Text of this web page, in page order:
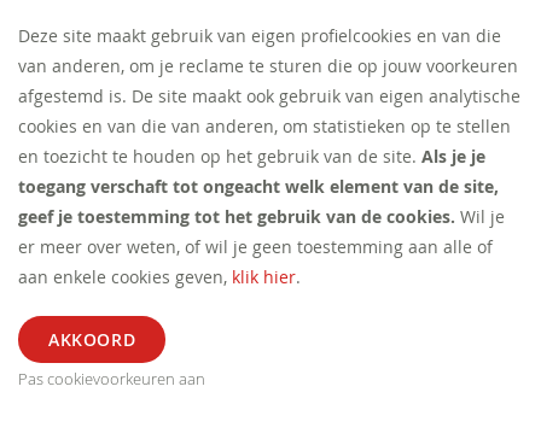
Deze site maakt gebruik van eigen profielcookies en van die
van anderen, om je reclame te sturen die op jouw voorkeuren
afgestemd is. De site maakt ook gebruik van eigen analytische
cookies en van die van anderen, om statistieken op te stellen
en toezicht te houden op het gebruik van de site. Als je je
toegang verschaft tot ongeacht welk element van de site,
geef je toestemming tot het gebruik van de cookies. Wil je
er meer over weten, of wil je geen toestemming aan alle of
aan enkele cookies geven, klik hier.
Pas cookievoorkeuren aan